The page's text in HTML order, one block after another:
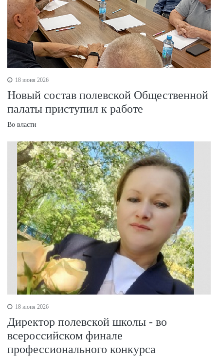
18 июня 2026
Новый состав полевской Общественной
палаты приступил к работе
Во власти
18 июня 2026
Директор полевской школы - во
всероссийском финале
профессионального конкурса